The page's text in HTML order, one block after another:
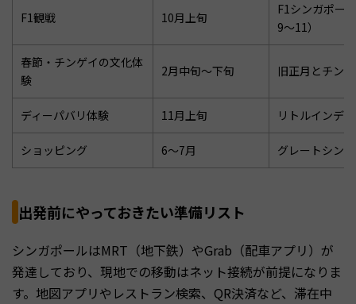
F1観戦 10月上旬
F1シンガポー
9〜11）
春節・チンゲイの文化体
験
2月中旬〜下旬 旧正月とチン
ディーパバリ体験 11月上旬 リトルインデ
ショッピング 6〜7月 グレートシン
出発前にやっておきたい準備リスト
シンガポールはMRT（地下鉄）やGrab（配車アプリ）が
発達しており、現地での移動はネット接続が前提になりま
す。地図アプリやレストラン検索、QR決済など、滞在中